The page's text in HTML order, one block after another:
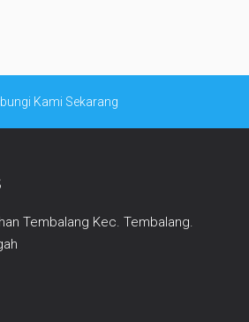
Kami Sekarang
Tembalang Kec. Tembalang.